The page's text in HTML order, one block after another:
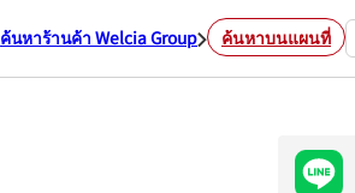
ค้นหาร้านค้า Welcia Group ค้นหาบนแผนที่